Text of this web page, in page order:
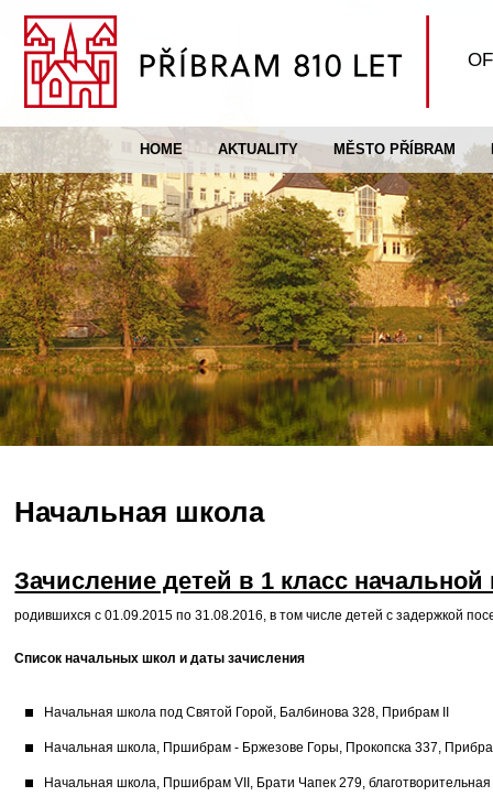
HOME AKTUALITY MĚSTO PŘÍBRAM
Начальная школа
Зачисление детей в 1 класс
родившихся с 01.09.2015 по 31.08.2016, в том числе детей с задержкой
Список начальных школ и даты зачисления
Начальная школа под Святой Горой, Балбинова 328, Прибрам II
Начальная школа, Пршибрам - Бржезове Горы, Прокопска 337,
Начальная школа, Пршибрам VII, Брати Чапек 279, благотворительная